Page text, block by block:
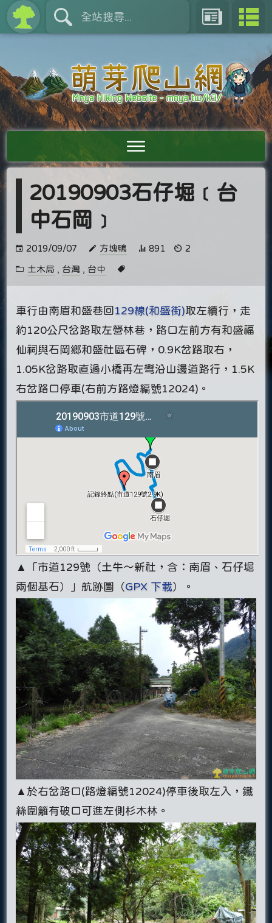
20190903石仔堀﹝台
中石岡﹞
2019/09/07 方塊鴨 891 2
土木局 , 台灣 , 台中
車行由南眉和盛巷回 129線(和盛街)取左續行，走
約120公尺岔路取左營林巷，路口左前方有和盛福
仙祠與石岡鄉和盛社區石碑，0.9K岔路取右，
1.05K岔路取直過小橋再左彎沿山邊道路行，1.5K
右岔路口停車(右前方路燈編號12024)。
▲「市道129號（土牛～新社，含：南眉、石仔堀
兩個基石）」航跡圖（GPX 下載）。
▲於右岔路口(路燈編號12024)停車後取左入，鐵
絲圍籬有破口可進左側杉木林。